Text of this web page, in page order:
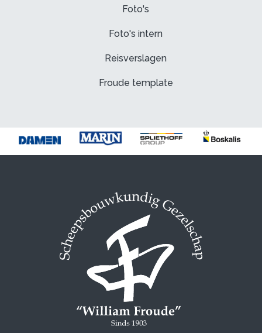
Foto's
Foto's intern
Reisverslagen
Froude template